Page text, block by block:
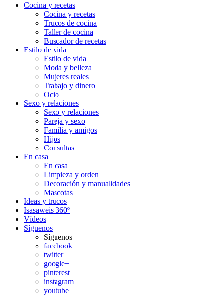
Cocina y recetas
Cocina y recetas
Trucos de cocina
Taller de cocina
Buscador de recetas
Estilo de vida
Estilo de vida
Moda y belleza
Mujeres reales
Trabajo y dinero
Ocio
Sexo y relaciones
Sexo y relaciones
Pareja y sexo
Familia y amigos
Hijos
Consultas
En casa
En casa
Limpieza y orden
Decoración y manualidades
Mascotas
Ideas y trucos
Isasaweis 360º
Vídeos
Síguenos
Síguenos
facebook
twitter
google+
pinterest
instagram
youtube